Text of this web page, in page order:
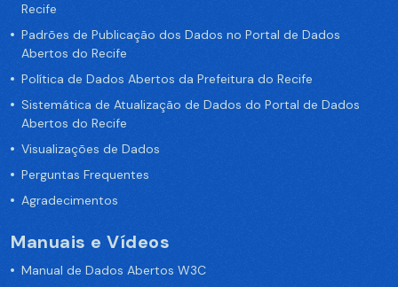
Recife
Padrões de Publicação dos Dados no Portal de Dados
Abertos do Recife
Política de Dados Abertos da Prefeitura do Recife
Sistemática de Atualização de Dados do Portal de Dados
Abertos do Recife
Visualizações de Dados
Perguntas Frequentes
Agradecimentos
Manuais e Vídeos
Manual de Dados Abertos W3C